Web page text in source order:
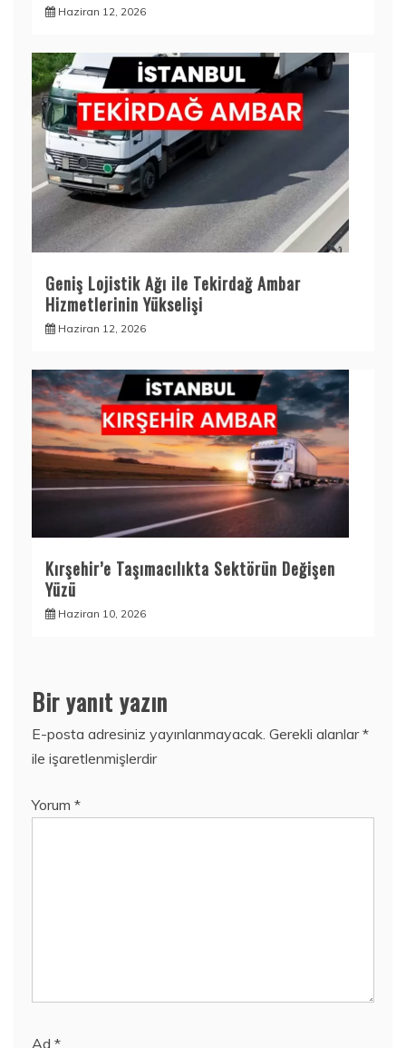
Haziran 12, 2026
Geniş Lojistik Ağı ile Tekirdağ Ambar
Hizmetlerinin Yükselişi
Haziran 12, 2026
Kırşehir’e Taşımacılıkta Sektörün Değişen
Yüzü
Haziran 10, 2026
Bir yanıt yazın
E-posta adresiniz yayınlanmayacak. Gerekli alanlar*
ile işaretlenmişlerdir
Yorum *
Ad *